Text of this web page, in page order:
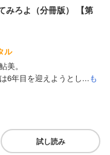
みろよ（分冊版） 【第
ル
美。
6年目を迎えようとし...も
試し読み